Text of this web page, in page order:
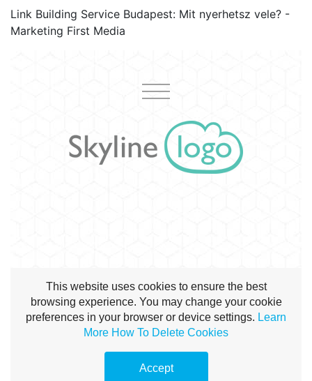
Link Building Service Budapest: Mit nyerhetsz vele? -
Marketing First Media